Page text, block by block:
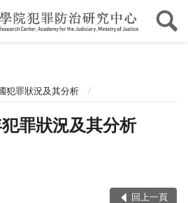
犯罪狀況及其分析
罪狀況及其分析
回上一頁